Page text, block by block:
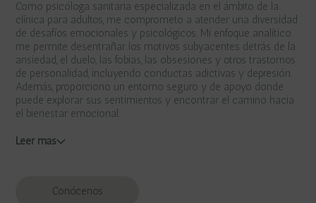
Como psicóloga sanitaria especializada en el ámbito de la
clínica para adultos, me comprometo a atender una diversidad
de desafíos emocionales y psicológicos. Mi enfoque analítico
me permite desentrañar los motivos subyacentes detrás de la
ansiedad, el duelo, las fobias, las obsesiones y otros trastornos
de personalidad, incluyendo conductas adictivas y depresión.
Además, proporciono un entorno seguro y de apoyo donde
puede explorar sus sentimientos y encontrar el camino hacia
el bienestar emocional.
Leer más
Conócenos